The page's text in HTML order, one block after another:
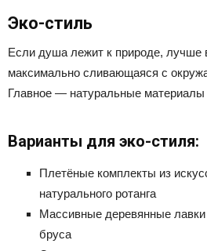
Эко-стиль
Если душа лежит к природе, лучше
максимально сливающаяся с
Главное — натуральные
Варианты для эко-стиля:
Плетёные комплекты из
натурального ротанга
Массивные деревянные лавки
бруса